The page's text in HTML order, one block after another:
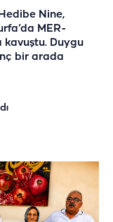
Nine,
MER-
kavuştu. Duygu
bir arada